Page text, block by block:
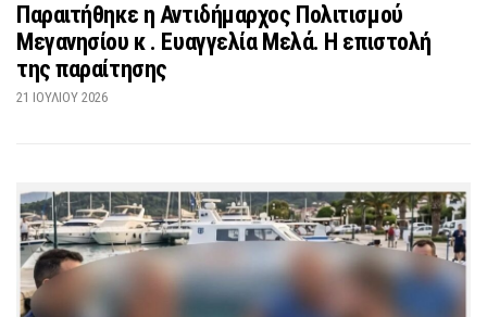
Παραιτήθηκε η Αντιδήμαρχος Πολιτισμού
Μεγανησίου κ . Ευαγγελία Μελά. Η επιστολή
της παραίτησης
21 ΙΟΥΛΊΟΥ 2026